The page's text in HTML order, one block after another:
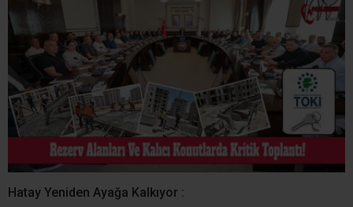
​Hatay Yeniden Ayağa Kalkıyor :